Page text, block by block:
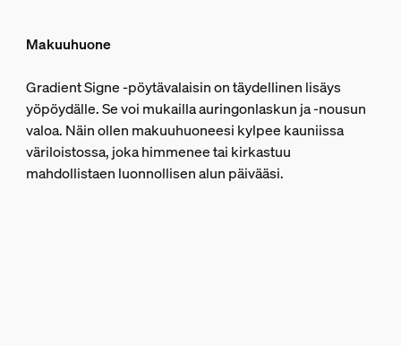
Makuuhuone
Gradient Signe -pöytävalaisin on täydellinen lisäys
yöpöydälle. Se voi mukailla auringonlaskun ja -nousun
valoa. Näin ollen makuuhuoneesi kylpee kauniissa
väriloistossa, joka himmenee tai kirkastuu
mahdollistaen luonnollisen alun päivääsi.